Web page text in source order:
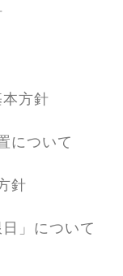
方針
について
針
」について